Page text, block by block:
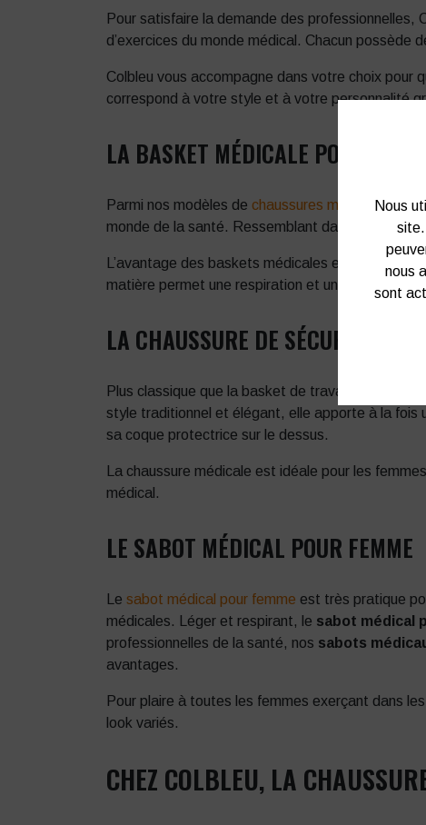
Pour satisfaire la demande des professionnelles,
d’exercices du monde médical. Chacun
Colbleu vous accompagne dans votre choix pour
correspond à votre style et à votre personnalité
LA BASKET MÉDICALE POUR FEMME
Parmi nos modèles de chaussures médicales,
monde de la santé. Ressemblant davantage à
L’avantage des baskets médicales est qu’elles
matière permet une respiration et une légèreté
LA CHAUSSURE DE SÉCURITÉ
Plus classique que la basket de travail, la
style traditionnel et élégant, elle apporte à la fois
sa coque protectrice sur le dessus.
La chaussure médicale est idéale pour les
médical.
LE SABOT MÉDICAL POUR FEMME
Le sabot médical pour femme est très pratique
médicales. Léger et respirant, le sabot médical
professionnelles de la santé, nos sabots
avantages.
Pour plaire à toutes les femmes exerçant dans
look variés.
CHEZ COLBLEU, LA
Nous
nous
sont